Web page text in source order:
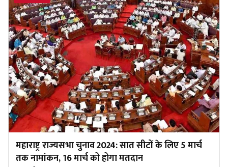
महाराष्ट्र राज्यसभा चुनाव 2024: सात सीटों के लिए 5 मार्च
तक नामांकन, 16 मार्च को होगा मतदान